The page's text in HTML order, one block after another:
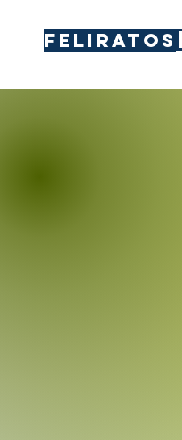
FELIRATOS